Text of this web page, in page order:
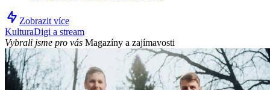
Zobrazit více
KulturaDigi a stream
Vybrali jsme pro vás Magazíny a zajímavosti